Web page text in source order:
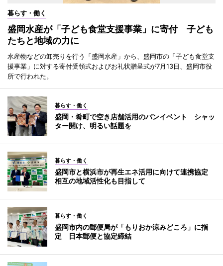
暮らす・働く
盛岡水産が「子ども食堂支援事業」に寄付 子ども
たちと地域の力に
水産物などの卸売りを行う「盛岡水産」から、盛岡市の「子ども食堂支
援事業」に対する寄付受領式およびお礼状贈呈式が7月13日、盛岡市役
所で行われた。
暮らす・働く
盛岡・肴町で空き店舗活用のパンイベント シャッ
ター開け、明るい話題を
暮らす・働く
盛岡市と横浜市が再生エネ活用に向けて連携協定
相互の地域活性化も目指して
暮らす・働く
盛岡市内の郵便局が「もりおか涼みどころ」に指
定 日本郵便と協定締結